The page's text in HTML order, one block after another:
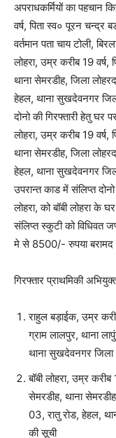
अपराधकर्मियों का पहचान
वर्ष, पिता स्व० पूरन चन्द्र
वर्तमान पता चाय टोली,
लोहरा, उम्र करीब 19
थाना सेमरडीह, जिला
हेहल, थाना सुखदेवनगर
दोनो की गिरफ्तारी हेतु घर
लोहरा, उम्र करीब 19
थाना सेमरडीह, जिला
हेहल, थाना सुखदेवनगर
उपरान्त काड में संलिप्त
लोहरा, को बॉबी लोहरा के
संलिप्त स्कुटी को विधिवत
मे से 8500/- रुपया बरामद
गिरफ्तार प्राथमिकी
राहुल बड़ाईक, उम्र
ग्राम लालपुर, थाना
थाना सुखदेवनगर जिला
बॉबी लोहरा, उम्र
सेमरडीह, थाना
03, रातु रोड, हेहल,
की सूची